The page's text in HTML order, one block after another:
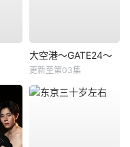
大空港～GATE24～
更新至第03集